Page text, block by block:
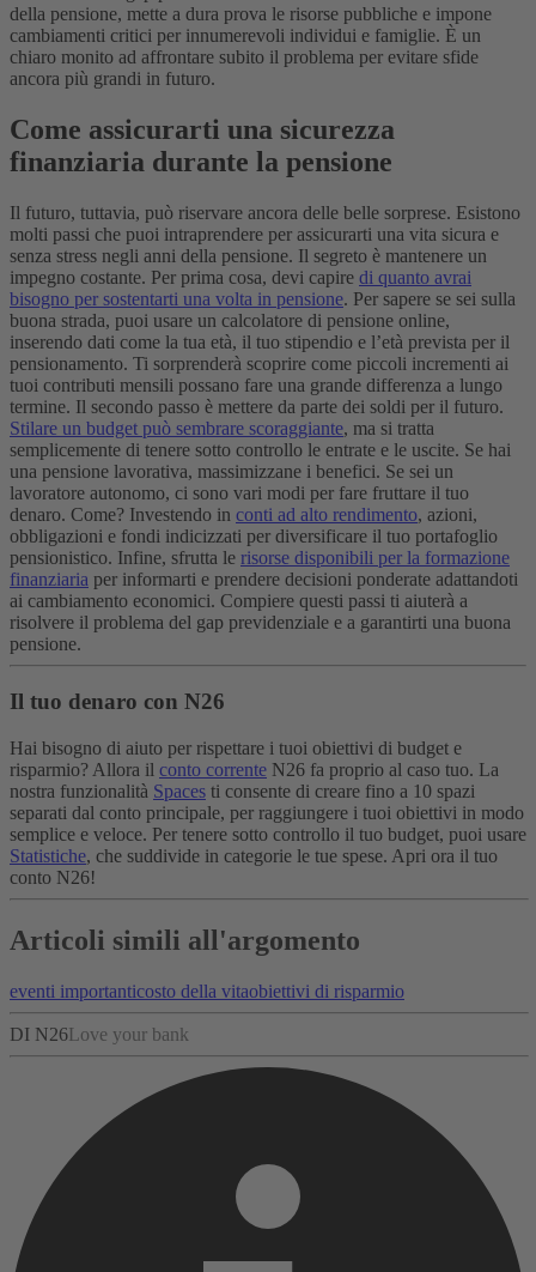
della pensione, mette a dura prova le risorse pubbliche e impone
cambiamenti critici per innumerevoli individui e famiglie. È un
chiaro monito ad affrontare subito il problema per evitare sfide
ancora più grandi in futuro.
Come assicurarti una sicurezza
finanziaria durante la pensione
Il futuro, tuttavia, può riservare ancora delle belle sorprese. Esistono
molti passi che puoi intraprendere per assicurarti una vita sicura e
senza stress negli anni della pensione. Il segreto è mantenere un
impegno costante. Per prima cosa, devi capire di quanto avrai
bisogno per sostentarti una volta in pensione. Per sapere se sei sulla
buona strada, puoi usare un calcolatore di pensione online,
inserendo dati come la tua età, il tuo stipendio e l’età prevista per il
pensionamento. Ti sorprenderà scoprire come piccoli incrementi ai
tuoi contributi mensili possano fare una grande differenza a lungo
termine. Il secondo passo è mettere da parte dei soldi per il futuro.
Stilare un budget può sembrare scoraggiante, ma si tratta
semplicemente di tenere sotto controllo le entrate e le uscite. Se hai
una pensione lavorativa, massimizzane i benefici. Se sei un
lavoratore autonomo, ci sono vari modi per fare fruttare il tuo
denaro. Come? Investendo in conti ad alto rendimento, azioni,
obbligazioni e fondi indicizzati per diversificare il tuo portafoglio
pensionistico. Infine, sfrutta le risorse disponibili per la formazione
finanziaria per informarti e prendere decisioni ponderate adattandoti
ai cambiamento economici. Compiere questi passi ti aiuterà a
risolvere il problema del gap previdenziale e a garantirti una buona
pensione.
Il tuo denaro con N26
Hai bisogno di aiuto per rispettare i tuoi obiettivi di budget e
risparmio? Allora il conto corrente N26 fa proprio al caso tuo. La
nostra funzionalità Spaces ti consente di creare fino a 10 spazi
separati dal conto principale, per raggiungere i tuoi obiettivi in modo
semplice e veloce. Per tenere sotto controllo il tuo budget, puoi usare
Statistiche, che suddivide in categorie le tue spese. Apri ora il tuo
conto N26!
Articoli simili all'argomento
eventi importanticosto della vitaobiettivi di risparmio
DI N26Love your bank